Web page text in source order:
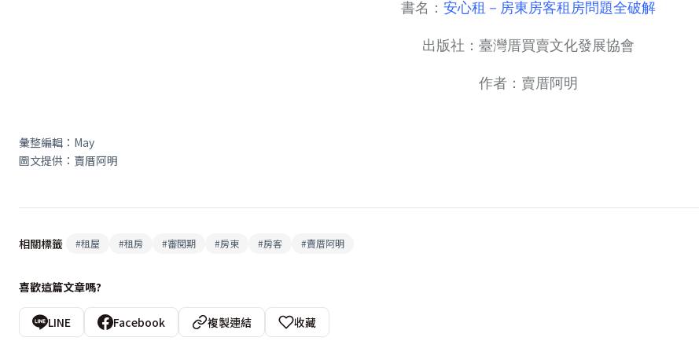
書名： 安心租－房東房客租房問題全破解
出版社：臺灣厝買賣文化發展協會
作者：賣厝阿明
彙整編輯：May
圖文提供：賣厝阿明
相關標籤 #租屋 #租房 #審閱期 #房東 #房客 #賣厝阿明
喜歡這篇文章嗎?
LINE Facebook 複製連結 收藏